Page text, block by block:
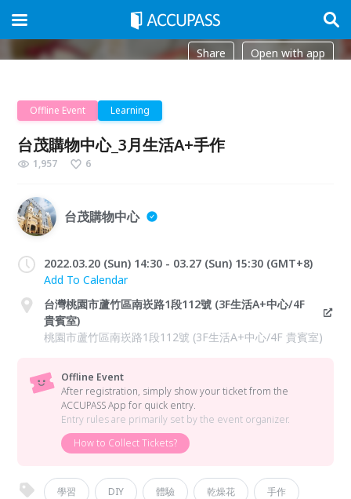
Share Open with app
Offline Event Learning
台茂購物中心_3月生活A+手作
1,957 6
台茂購物中心
2022.03.20 (Sun) 14:30 - 03.27 (Sun) 15:30 (GMT+8)
Add To Calendar
台灣桃園市蘆竹區南崁路1段112號 (3F生活A+中心/4F
貴賓室)
桃園市蘆竹區南崁路1段112號 (3F生活A+中心/4F 貴賓室)
Offline Event
After registration, simply show your ticket from the
ACCUPASS App for quick entry.
Entry rules are primarily set by the event organizer.
How to Collect Tickets?
學習 DIY 體驗 乾燥花 手作